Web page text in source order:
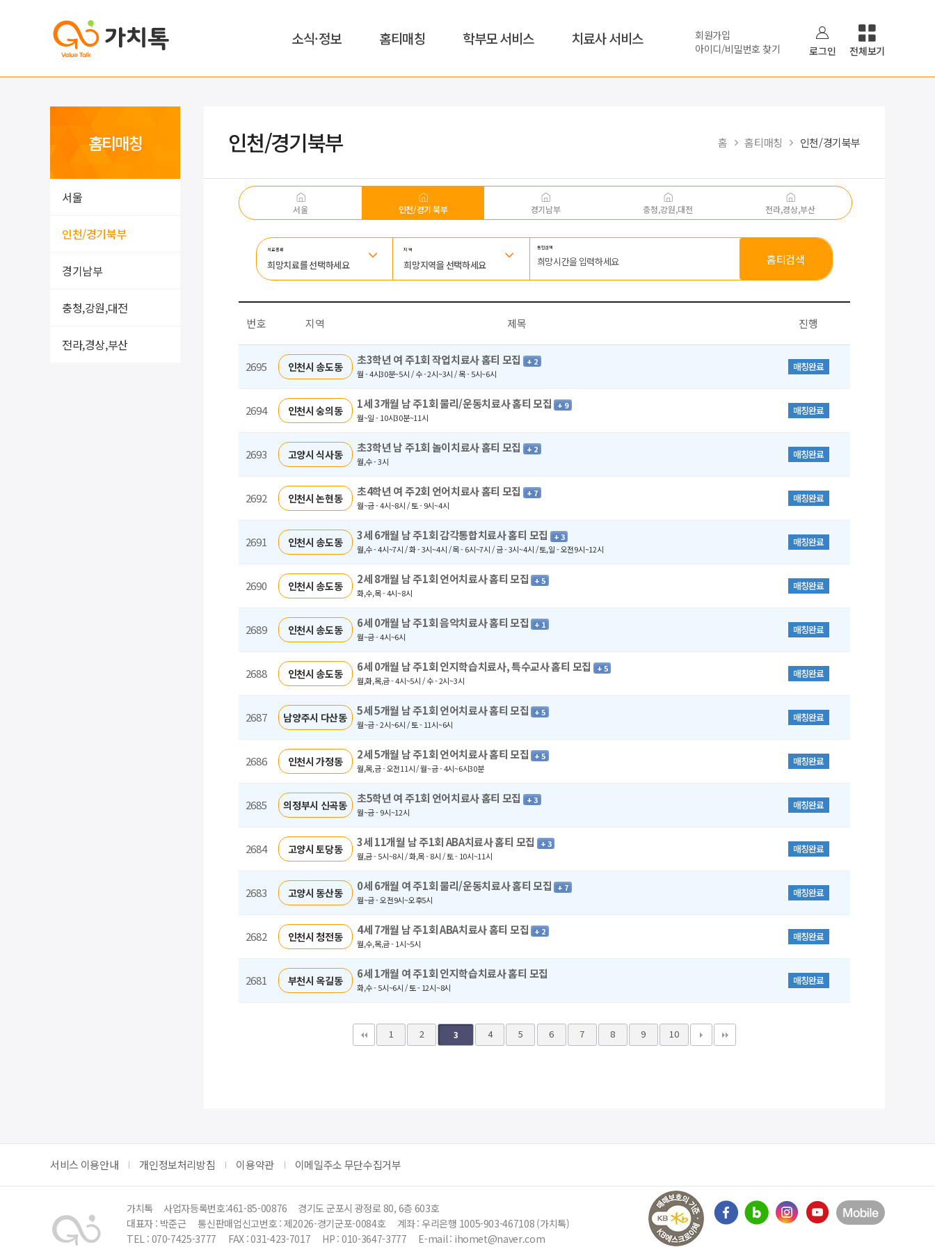
소식·정보 홈티매칭 학부모 서비스 치료사 서비스
회원가입
아이디/비밀번호 찾기
로그인 전체보기
홈티매칭
서울
인천/경기북부
경기남부
충청,강원,대전
전라,경상,부산
인천/경기북부 홈 홈티매칭 인천/경기북부
서울 인천/경기 북부 경기남부 충청,강원,대전 전라,경상,부산
치료종류
희망치료를 선택하세요
지 역
희망지역을 선택하세요
통합검색
번호 지역 제목 진행
2695 인천시 송도동 초3학년 여 주1회 작업치료사 홈티 모집
+ 2
월 - 4시30분~5시 / 수 - 2시~3시 / 목 - 5시~6시
매칭완료
2694 인천시 숭의동 1세 3개월 남 주1회 물리/운동치료사 홈티 모집 + 9
월~일 - 10시30분~11시
매칭완료
2693 고양시 식사동 초3학년 남 주1회 놀이치료사 홈티 모집
+ 2
월,수 - 3시
매칭완료
2692 인천시 논현동 초4학년 여 주2회 언어치료사 홈티 모집
+ 7
월~금 - 4시~8시 / 토 - 9시~4시
매칭완료
2691 인천시 송도동 3세 6개월 남 주1회 감각통합치료사 홈티 모집
+ 3
월,수 - 4시~7시 / 화 - 3시~4시 / 목 - 6시~7시 / 금 - 3시~4시 / 토,일 - 오전9시~12시
매칭완료
2690 인천시 송도동 2세 8개월 남 주1회 언어치료사 홈티 모집 + 5
화,수,목 - 4시~8시
매칭완료
2689 인천시 송도동 6세 0개월 남 주1회 음악치료사 홈티 모집 + 1
월~금 - 4시~6시
매칭완료
2688 인천시 송도동 6세 0개월 남 주1회 인지학습치료사, 특수교사 홈티 모집
+ 5
월,화,목,금 - 4시~5시 / 수 - 2시~3시
매칭완료
2687 남양주시 다산동 5세 5개월 남 주1회 언어치료사 홈티 모집 + 5
월~금 - 2시~6시 / 토 - 11시~6시
매칭완료
2686 인천시 가정동 2세 5개월 남 주1회 언어치료사 홈티 모집 + 5
월,목,금 - 오전11시 / 월~금 - 4시~6시30분
매칭완료
2685 의정부시 신곡동 초5학년 여 주1회 언어치료사 홈티 모집
+ 3
월~금 - 9시~12시
매칭완료
2684 고양시 토당동 3세 11개월 남 주1회 ABA치료사 홈티 모집
+ 3
월,금 - 5시~8시 / 화,목 - 8시 / 토 - 10시~11시
매칭완료
2683 고양시 동산동 0세 6개월 여 주1회 물리/운동치료사 홈티 모집 + 7
월~금 - 오전9시~오후5시
매칭완료
2682 인천시 청전동 4세 7개월 남 주1회 ABA치료사 홈티 모집
+ 2
월,수,목,금 - 1시~5시
매칭완료
2681 부천시 옥길동 6세 1개월 여 주1회 인지학습치료사 홈티 모집
화,수 - 5시~6시 / 토 - 12시~8시
매칭완료
1 2 3 4 5 6 7 8 9 10
다음
서비스 이용안내 개인정보처리방침 이용약관 이메일주소 무단수집거부
가치톡 사업자등록번호:461-85-00876
경기도 군포시 광정로 80, 6층 603호
대표자 : 박준근
통신판매업신고번호 : 제2026-경기군포-0084호
계좌 : 우리은행 1005-903-467108 (가치톡)
TEL : 070-7425-3777
FAX : 031-423-7017 HP : 010-3647-3777 E-mail : ihomet@naver.com